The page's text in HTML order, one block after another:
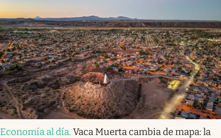
Economía al día. Vaca Muerta cambia de mapa: la